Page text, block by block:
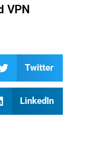
VPN
Twitter
LinkedIn